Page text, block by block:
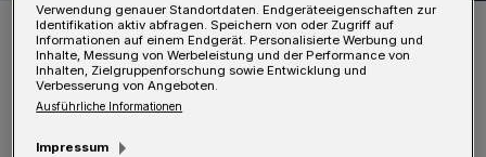
Dr. Ulrike Schrader.
Foto: Eduard Urssu
Verwendung genauer Standortdaten. Endgeräteeigenschaften zur
Identifikation aktiv abfragen. Speichern von oder Zugriff auf
Informationen auf einem Endgerät. Personalisierte Werbung und
Inhalte, Messung von Werbeleistung und der Performance von
Inhalten, Zielgruppenforschung sowie Entwicklung und
Verbesserung von Angeboten.
Ausführliche Informationen
Impressum